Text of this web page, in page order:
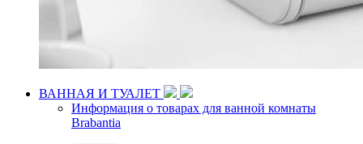
ВАННАЯ И ТУАЛЕТ
Информация о товарах для ванной комнаты
Brabantia